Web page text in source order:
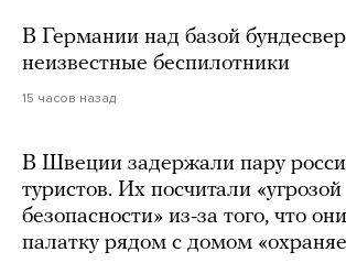
В Германии над базой
неизвестные беспилотники
15 часов назад
В Швеции задержали пару
туристов. Их посчитали «угрозой
безопасности» из-за того, что
палатку рядом с домом